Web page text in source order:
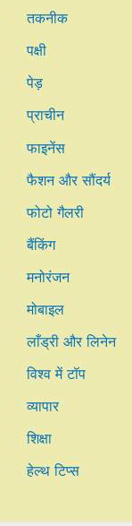
तकनीक
पक्षी
पेड़
प्राचीन
फाइनेंस
फैशन और सौंदर्य
फोटो गैलरी
बैंकिंग
मनोरंजन
मोबाइल
लाँड्री और लिनेन
विश्व में टॉप
व्यापार
शिक्षा
हेल्थ टिप्स